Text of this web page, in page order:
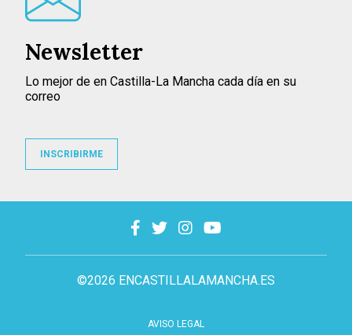
©2026 ENCASTILLALAMANCHA.ES
AVISO LEGAL
Newsletter
Lo mejor de en Castilla-La Mancha cada día en su
correo
INSCRIBIRME